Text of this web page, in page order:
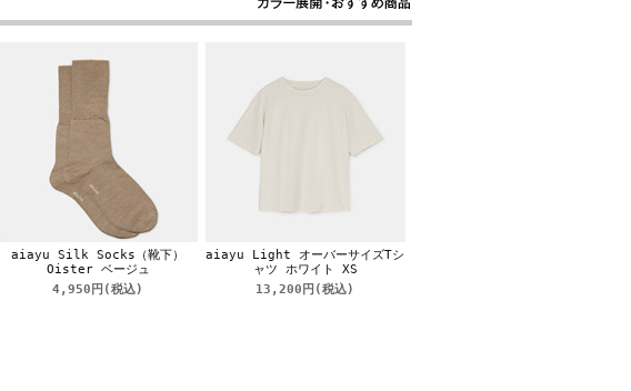
aiayu Silk Socks（靴下）
Oister ベージュ
4,950円 (税込)
aiayu Light オーバーサイズTシ
ャツ ホワイト XS
13,200円 (税込)